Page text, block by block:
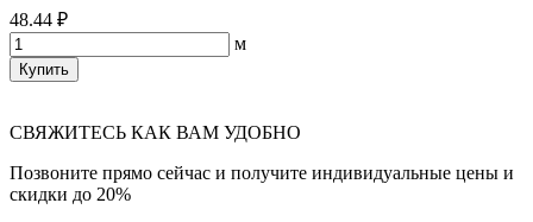
48.44 ₽
м
Купить
СВЯЖИТЕСЬ КАК ВАМ УДОБНО
Позвоните прямо сейчас и получите индивидуальные цены и
скидки до 20%